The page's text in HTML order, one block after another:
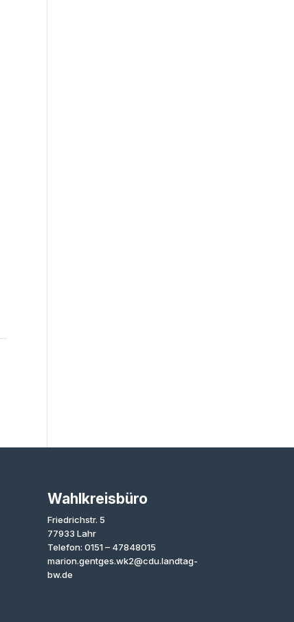
Wahlkreisbüro
Friedrichstr. 5
77933 Lahr
Telefon: 0151 – 47848015
marion.gentges.wk2@cdu.landtag-
bw.de